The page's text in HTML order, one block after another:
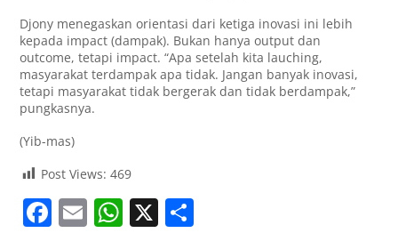
Djony menegaskan orientasi dari ketiga inovasi ini lebih
kepada impact (dampak). Bukan hanya output dan
outcome, tetapi impact. “Apa setelah kita lauching,
masyarakat terdampak apa tidak. Jangan banyak inovasi,
tetapi masyarakat tidak bergerak dan tidak berdampak,”
pungkasnya.
(Yib-mas)
Post Views: 469
F E W X